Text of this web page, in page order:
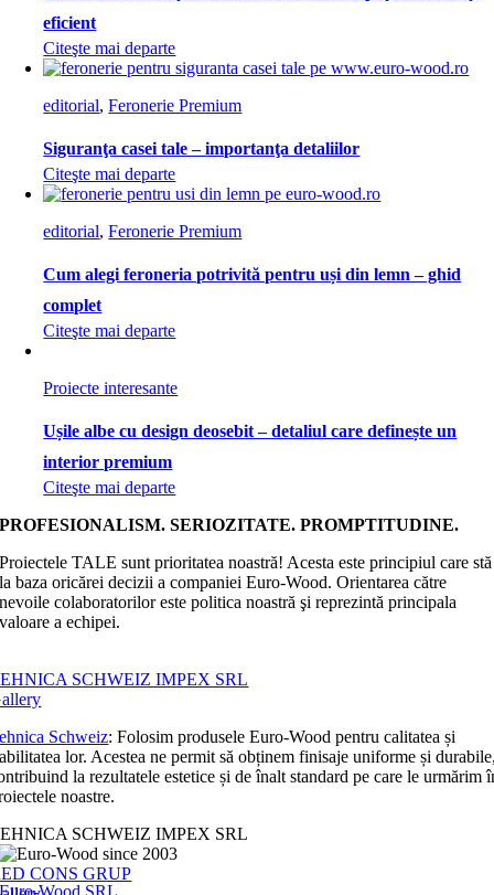
eficient
Citeşte mai departe
editorial,Feronerie Premium
Siguranţa casei tale – importanţa detaliilor
Citeşte mai departe
editorial,Feronerie Premium
Cum alegi feroneria potrivită pentru uși din lemn – ghid
complet
Citeşte mai departe
Proiecte interesante
Ușile albe cu design deosebit – detaliul care definește un
interior premium
Citeşte mai departe
PROFESIONALISM. SERIOZITATE. PROMPTITUDINE.
Proiectele TALE sunt prioritatea noastră! Acesta este principiul care stă
la baza oricărei decizii a companiei Euro-Wood. Orientarea către
nevoile colaboratorilor este politica noastră şi reprezintă principala
valoare a echipei.
SCHWEIZ IMPEX SRL
Schweiz: Folosim produsele Euro-Wood pentru calitatea și
lor. Acestea ne permit să obținem finisaje uniforme și
la rezultatele estetice și de înalt standard pe care le urmărim
noastre.
SCHWEIZ IMPEX SRL
CONS GRUP
Euro-Wood SRL